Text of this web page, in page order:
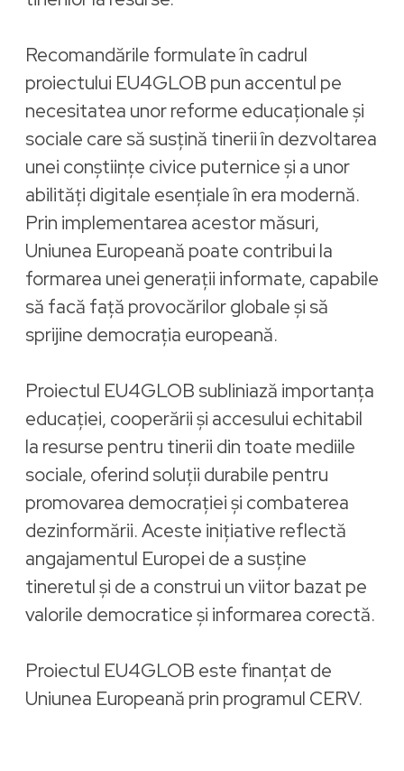
Recomandările formulate în cadrul
proiectului EU4GLOB pun accentul pe
necesitatea unor reforme educaționale și
sociale care să susțină tinerii în dezvoltarea
unei conștiințe civice puternice și a unor
abilități digitale esențiale în era modernă.
Prin implementarea acestor măsuri,
Uniunea Europeană poate contribui la
formarea unei generații informate, capabile
să facă față provocărilor globale și să
sprijine democrația europeană.
Proiectul EU4GLOB subliniază importanța
educației, cooperării și accesului echitabil
la resurse pentru tinerii din toate mediile
sociale, oferind soluții durabile pentru
promovarea democrației și combaterea
dezinformării. Aceste inițiative reflectă
angajamentul Europei de a susține
tineretul și de a construi un viitor bazat pe
valorile democratice și informarea corectă.
Proiectul EU4GLOB este finanțat de
Uniunea Europeană prin programul CERV.